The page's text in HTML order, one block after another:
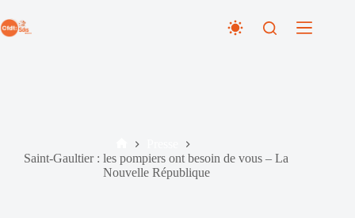
au
contenu
Accueil
Saint-Gaultier : les pompiers ont besoin de vous – La
Nouvelle République